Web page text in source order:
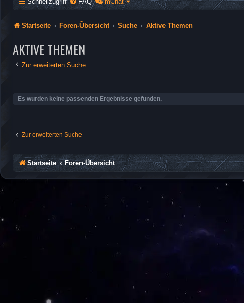
Startseite Foren-Übersicht Suche Aktive Themen
AKTIVE THEMEN
Zur erweiterten Suche
Es wurden keine passenden Ergebnisse gefunden.
Zur erweiterten Suche
Startseite Foren-Übersicht